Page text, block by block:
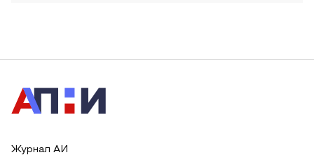
Журнал АИ